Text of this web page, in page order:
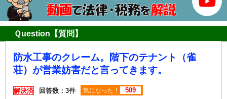
Ｑuestion【質問】
防水工事のクレーム。階下のテナント（雀
荘）が営業妨害だと言ってきます。
解決済 回答数：3件 気になった！ 509